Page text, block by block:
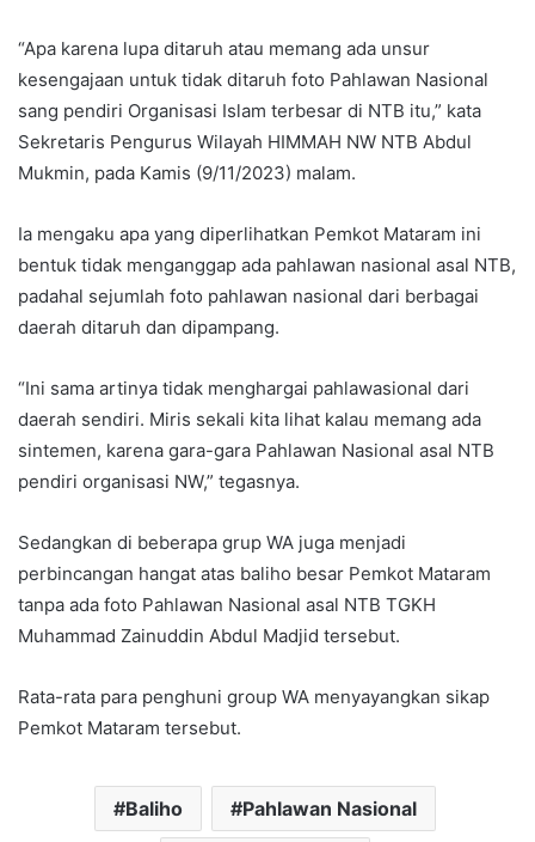
“Apa karena lupa ditaruh atau memang ada unsur
kesengajaan untuk tidak ditaruh foto Pahlawan Nasional
sang pendiri Organisasi Islam terbesar di NTB itu,” kata
Sekretaris Pengurus Wilayah HIMMAH NW NTB Abdul
Mukmin, pada Kamis (9/11/2023) malam.
Ia mengaku apa yang diperlihatkan Pemkot Mataram ini
bentuk tidak menganggap ada pahlawan nasional asal NTB,
padahal sejumlah foto pahlawan nasional dari berbagai
daerah ditaruh dan dipampang.
“Ini sama artinya tidak menghargai pahlawasional dari
daerah sendiri. Miris sekali kita lihat kalau memang ada
sintemen, karena gara-gara Pahlawan Nasional asal NTB
pendiri organisasi NW,” tegasnya.
Sedangkan di beberapa grup WA juga menjadi
perbincangan hangat atas baliho besar Pemkot Mataram
tanpa ada foto Pahlawan Nasional asal NTB TGKH
Muhammad Zainuddin Abdul Madjid tersebut.
Rata-rata para penghuni group WA menyayangkan sikap
Pemkot Mataram tersebut.
Baliho Pahlawan Nasional